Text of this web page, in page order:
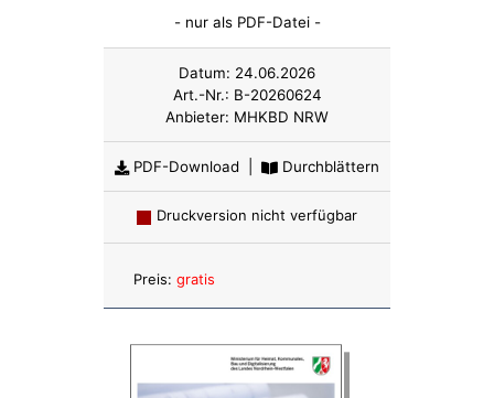
- nur als PDF-Datei -
Datum: 24.06.2026
Art.-Nr.: B-20260624
Anbieter: MHKBD NRW
PDF-Download Durchblättern
Druckversion nicht verfügbar
Preis: gratis